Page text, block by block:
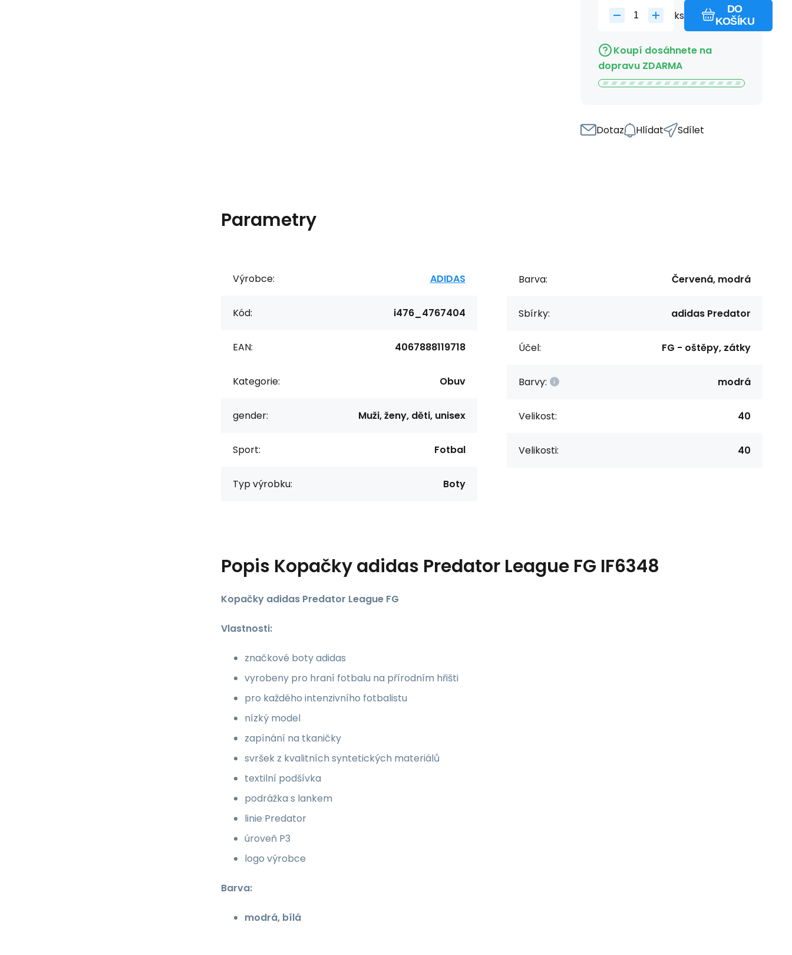
ks
DO
KOŠÍKU
Koupí dosáhnete na
dopravu ZDARMA
Dotaz Hlídat Sdílet
Parametry
Výrobce: ADIDAS
Kód: i476_4767404
EAN: 4067888119718
Kategorie: Obuv
gender: Muži, ženy, děti, unisex
Sport: Fotbal
Typ výrobku: Boty
Barva: Červená, modrá
Sbírky: adidas Predator
Účel: FG - oštěpy, zátky
Barvy: modrá
Velikost: 40
Velikosti: 40
Popis Kopačky adidas Predator League FG IF6348
Kopačky adidas Predator League FG
Vlastnosti:
značkové boty adidas
vyrobeny pro hraní fotbalu na přírodním hřišti
pro každého intenzivního fotbalistu
nízký model
zapínání na tkaničky
svršek z kvalitních syntetických materiálů
textilní podšívka
podrážka s lankem
linie Predator
úroveň P3
logo výrobce
Barva:
modrá, bílá